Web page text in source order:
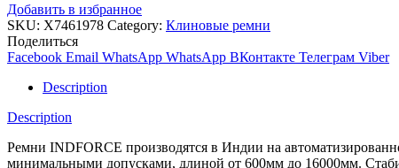
Добавить в избранное
SKU: X7461978 Category: Клиновые ремни
Поделиться
Facebook Email WhatsApp WhatsApp ВКонтакте Телеграм Viber
Description
Description
Ремни INDFORCE производятся в Индии на
минимальными допусками, длиной от 600мм до 16000мм.